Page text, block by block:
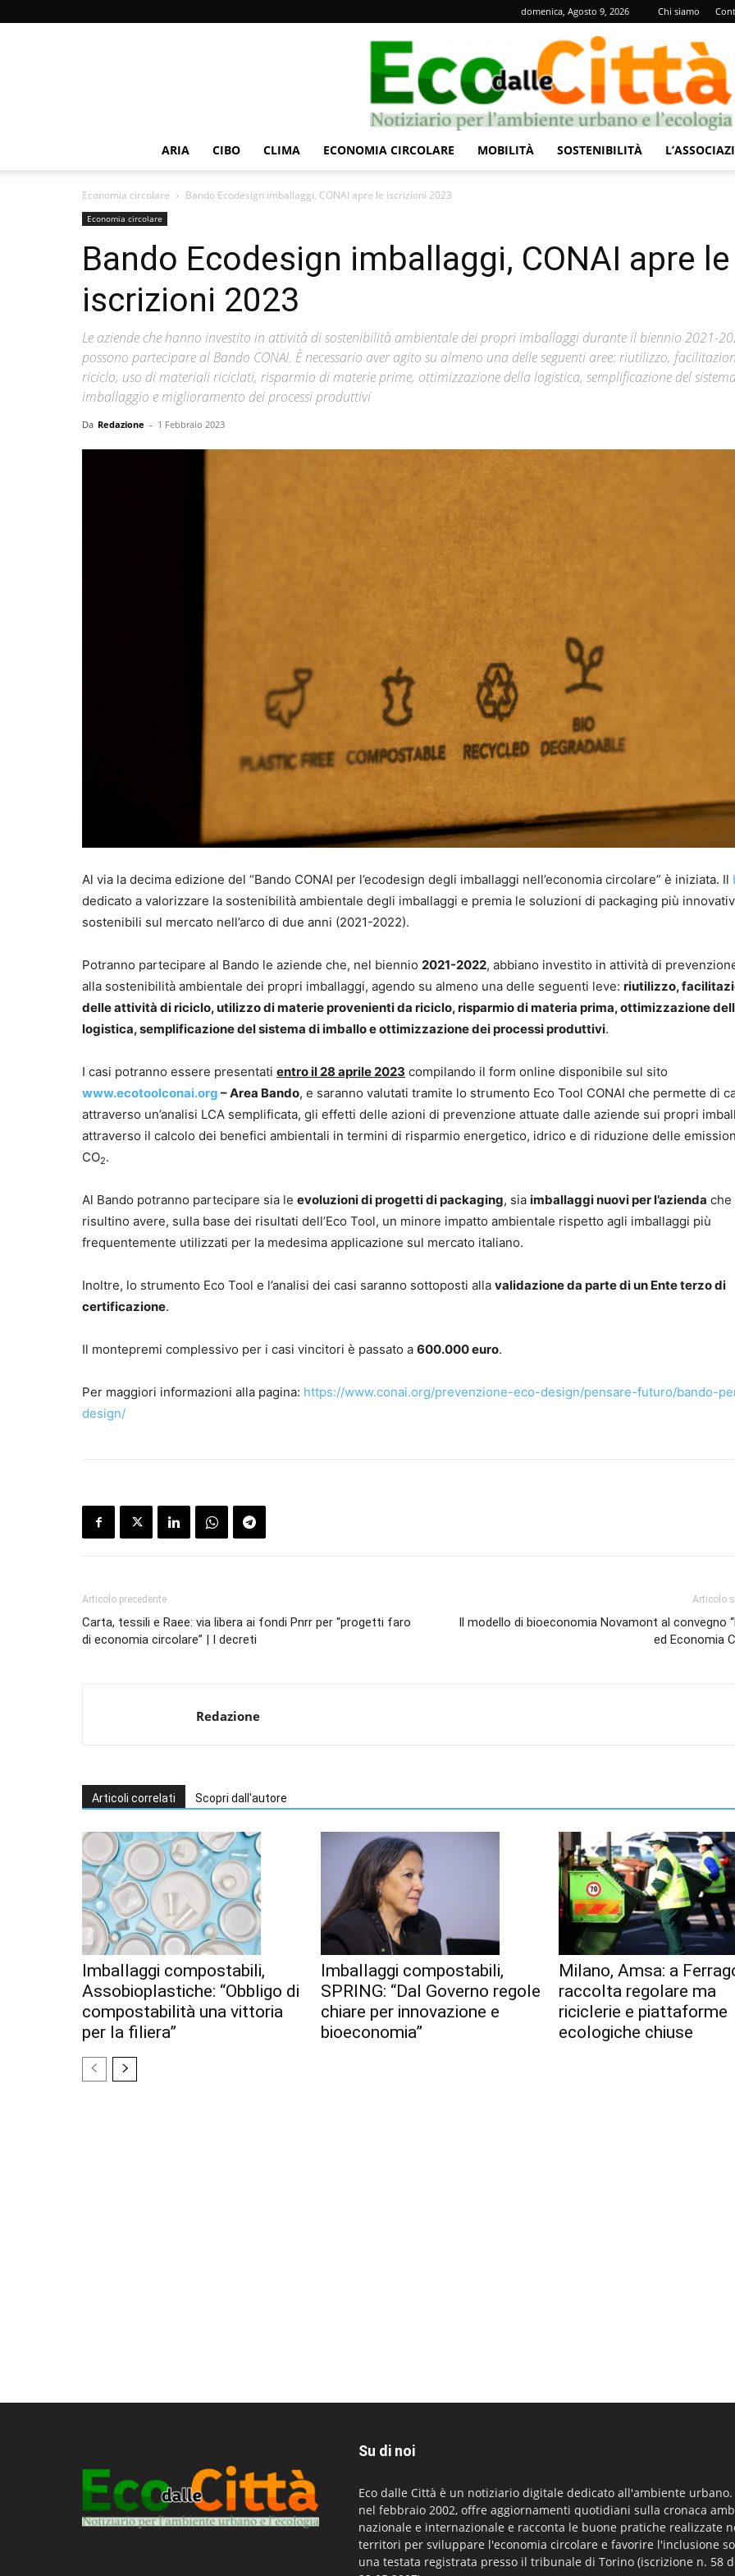
domenica, Agosto 9, 2026 Chi siamo
ARIA CIBO CLIMA ECONOMIA CIRCOLARE MOBILITÀ SOSTENIBILITÀ
Economia circolare Bando Ecodesign imballaggi, CONAI apre le iscrizioni 2023
Economia circolare
Bando Ecodesign imballaggi, CONAI apre le
iscrizioni 2023
Le aziende che hanno investito in attività di sostenibilità ambientale dei propri imballaggi durante il biennio 2021-
possono partecipare al Bando CONAI. È necessario aver agito su almeno una delle seguenti aree: riutilizzo,
riciclo, uso di materiali riciclati, risparmio di materie prime, ottimizzazione della logistica, semplificazione del
imballaggio e miglioramento dei processi produttivi
Da Redazione - 1 Febbraio 2023
Al via la decima edizione del “Bando CONAI per l’ecodesign degli imballaggi nell’economia circolare” è iniziata. Il
dedicato a valorizzare la sostenibilità ambientale degli imballaggi e premia le soluzioni di packaging più
sostenibili sul mercato nell’arco di due anni (2021-2022).
Potranno partecipare al Bando le aziende che, nel biennio 2021-2022, abbiano investito in attività di
alla sostenibilità ambientale dei propri imballaggi, agendo su almeno una delle seguenti leve: riutilizzo,
delle attività di riciclo, utilizzo di materie provenienti da riciclo, risparmio di materia prima, ottimizzazione
logistica, semplificazione del sistema di imballo e ottimizzazione dei processi produttivi.
I casi potranno essere presentati entro il 28 aprile 2023 compilando il form online disponibile sul sito
www.ecotoolconai.org – Area Bando, e saranno valutati tramite lo strumento Eco Tool CONAI che permette di
attraverso un’analisi LCA semplificata, gli effetti delle azioni di prevenzione attuate dalle aziende sui propri
attraverso il calcolo dei benefici ambientali in termini di risparmio energetico, idrico e di riduzione delle
CO2.
Al Bando potranno partecipare sia le evoluzioni di progetti di packaging, sia imballaggi nuovi per l’azienda che
risultino avere, sulla base dei risultati dell’Eco Tool, un minore impatto ambientale rispetto agli imballaggi più
frequentemente utilizzati per la medesima applicazione sul mercato italiano.
Inoltre, lo strumento Eco Tool e l’analisi dei casi saranno sottoposti alla validazione da parte di un Ente terzo di
certificazione.
Il montepremi complessivo per i casi vincitori è passato a 600.000 euro.
Per maggiori informazioni alla pagina: https://www.conai.org/prevenzione-eco-design/pensare-futuro/bando-
design/
Articolo precedente
Carta, tessili e Raee: via libera ai fondi Pnrr per “progetti faro
di economia circolare” | I decreti
Articolo
Il modello di bioeconomia Novamont al convegno
ed Economia
Redazione
Articoli correlati Scopri dall'autore
Imballaggi compostabili,
Assobioplastiche: “Obbligo di
compostabilità una vittoria
per la filiera”
Imballaggi compostabili,
SPRING: “Dal Governo regole
chiare per innovazione e
bioeconomia”
Milano, Amsa: a
raccolta regolare ma
riciclerie e piattaforme
ecologiche chiuse
Su di noi
Eco dalle Città è un notiziario digitale dedicato all'ambiente
nel febbraio 2002, offre aggiornamenti quotidiani sulla cronaca
nazionale e internazionale e racconta le buone pratiche realizzate
territori per sviluppare l'economia circolare e favorire l'inclusione
una testata registrata presso il tribunale di Torino (iscrizione n. 58